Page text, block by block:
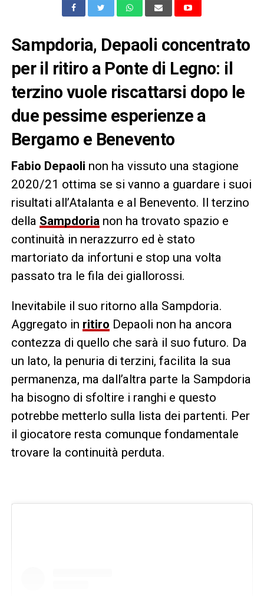
Sampdoria, Depaoli concentrato
per il ritiro a Ponte di Legno: il
terzino vuole riscattarsi dopo le
due pessime esperienze a
Bergamo e Benevento
Fabio Depaoli non ha vissuto una stagione
2020/21 ottima se si vanno a guardare i suoi
risultati all’Atalanta e al Benevento. Il terzino
della Sampdorianon ha trovato spazio e
continuità in nerazzurro ed è stato
martoriato da infortuni e stop una volta
passato tra le fila dei giallorossi.
Inevitabile il suo ritorno alla Sampdoria.
Aggregato in ritiro Depaoli non ha ancora
contezza di quello che sarà il suo futuro. Da
un lato, la penuria di terzini, facilita la sua
permanenza, ma dall’altra parte la Sampdoria
ha bisogno di sfoltire i ranghi e questo
potrebbe metterlo sulla lista dei partenti. Per
il giocatore resta comunque fondamentale
trovare la continuità perduta.